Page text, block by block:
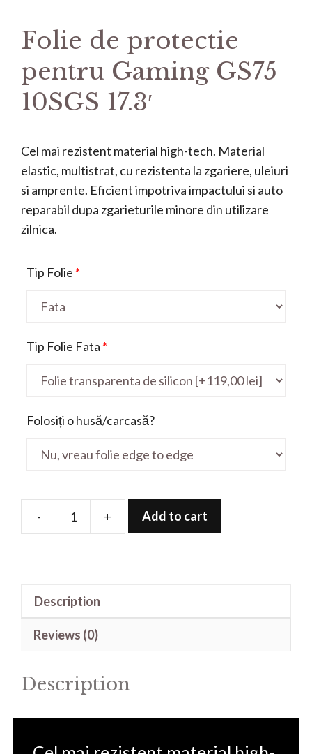
Folie de protectie
pentru Gaming GS75
10SGS 17.3′
Cel mai rezistent material high-tech. Material
elastic, multistrat, cu rezistenta la zgariere, uleiuri
si amprente. Eficient impotriva impactului si auto
reparabil dupa zgarieturile minore din utilizare
zilnica.
Tip Folie *
Tip Folie Fata *
Folosiți o husă/carcasă?
-
Folie
quantity
+ Add to cart
Description
Reviews (0)
Description